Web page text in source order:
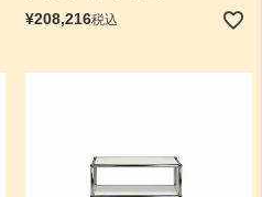
¥208,216税込